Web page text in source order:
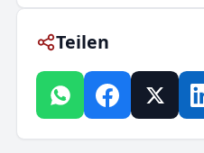
Teilen